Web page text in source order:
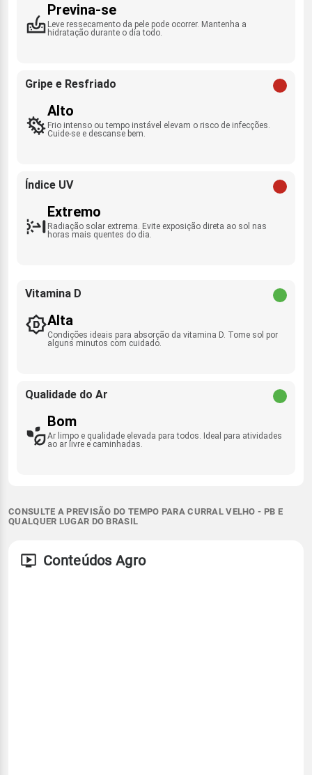
Previna-se
Leve ressecamento da pele pode ocorrer. Mantenha a
hidratação durante o dia todo.
Gripe e Resfriado
Alto
Frio intenso ou tempo instável elevam o risco de infecções.
Cuide-se e descanse bem.
Índice UV
Extremo
Radiação solar extrema. Evite exposição direta ao sol nas
horas mais quentes do dia.
Vitamina D
Alta
Condições ideais para absorção da vitamina D. Tome sol por
alguns minutos com cuidado.
Qualidade do Ar
Bom
Ar limpo e qualidade elevada para todos. Ideal para atividades
ao ar livre e caminhadas.
CONSULTE A PREVISÃO DO TEMPO PARA CURRAL VELHO - PB E
QUALQUER LUGAR DO BRASIL
Conteúdos Agro